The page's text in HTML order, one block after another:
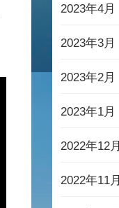
2023年4月
2023年3月
2023年2月
2023年1月
2022年12月
2022年11月